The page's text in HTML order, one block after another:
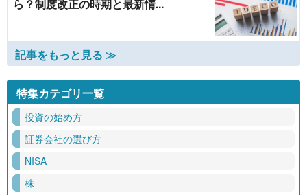
ら？制度改正の時期と最新情...
記事をもっと見る ≫
特集カテゴリ一覧
投資の始め方
証券会社の選び方
NISA
株